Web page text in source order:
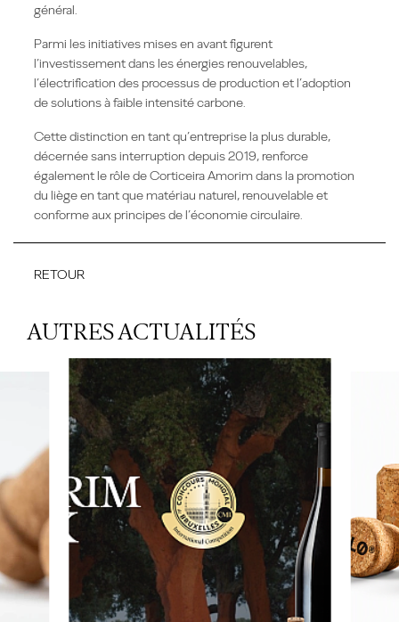
général.
Parmi les initiatives mises en avant figurent
l’investissement dans les énergies renouvelables,
l’électrification des processus de production et l’adoption
de solutions à faible intensité carbone.
Cette distinction en tant qu’entreprise la plus durable,
décernée sans interruption depuis 2019, renforce
également le rôle de Corticeira Amorim dans la promotion
du liège en tant que matériau naturel, renouvelable et
conforme aux principes de l’économie circulaire.
RETOUR
AUTRES ACTUALITÉS